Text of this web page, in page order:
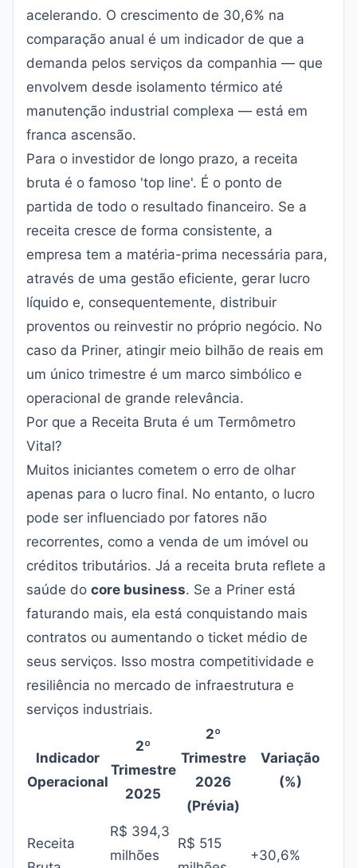
acelerando. O crescimento de 30,6% na
comparação anual é um indicador de que a
demanda pelos serviços da companhia — que
envolvem desde isolamento térmico até
manutenção industrial complexa — está em
franca ascensão.
Para o investidor de longo prazo, a receita
bruta é o famoso 'top line'. É o ponto de
partida de todo o resultado financeiro. Se a
receita cresce de forma consistente, a
empresa tem a matéria-prima necessária para,
através de uma gestão eficiente, gerar lucro
líquido e, consequentemente, distribuir
proventos ou reinvestir no próprio negócio. No
caso da Priner, atingir meio bilhão de reais em
um único trimestre é um marco simbólico e
operacional de grande relevância.
Por que a Receita Bruta é um Termômetro
Vital?
Muitos iniciantes cometem o erro de olhar
apenas para o lucro final. No entanto, o lucro
pode ser influenciado por fatores não
recorrentes, como a venda de um imóvel ou
créditos tributários. Já a receita bruta reflete a
saúde do core business. Se a Priner está
faturando mais, ela está conquistando mais
contratos ou aumentando o ticket médio de
seus serviços. Isso mostra competitividade e
resiliência no mercado de infraestrutura e
serviços industriais.
Indicador
Operacional
2º
Trimestre
2025
2º
Trimestre
2026
(Prévia)
Variação
(%)
Receita
R$ 394,3
milhões
R$ 515
+30,6%